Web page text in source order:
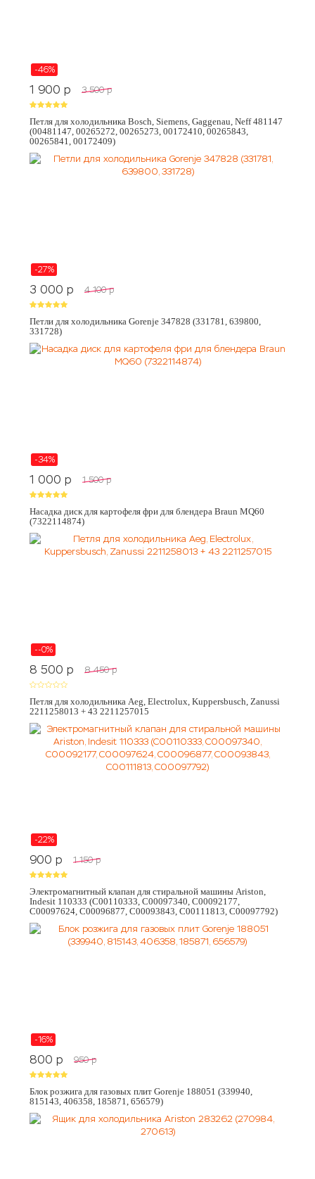
-46%
1 900 p 3 500 p
Петля для холодильника Bosch, Siemens, Gaggenau, Neff 481147
(00481147, 00265272, 00265273, 00172410, 00265843,
00265841, 00172409)
-27%
3 000 p 4 100 p
Петли для холодильника Gorenje 347828 (331781, 639800,
331728)
-34%
1 000 p 1 500 p
Насадка диск для картофеля фри для блендера Braun MQ60
(7322114874)
--0%
8 500 p 8 450 p
Петля для холодильника Aeg, Electrolux, Kuppersbusch, Zanussi
2211258013 + 43 2211257015
-22%
900 p 1 150 p
Электромагнитный клапан для стиральной машины Ariston,
Indesit 110333 (C00110333, C00097340, C00092177,
C00097624, C00096877, C00093843, C00111813, C00097792)
-16%
800 p 950 p
Блок розжига для газовых плит Gorenje 188051 (339940,
815143, 406358, 185871, 656579)